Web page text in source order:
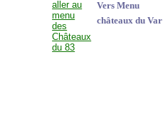
Vers Menu
châteaux du Var